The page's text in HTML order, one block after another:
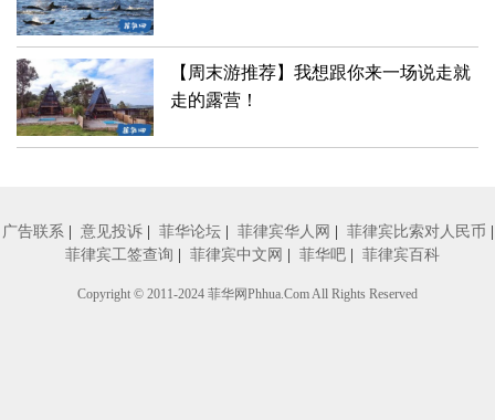
【周末游推荐】我想跟你来一场说走就
走的露营！
广告联系 意见投诉 菲华论坛 菲律宾华人网 菲律宾比索对人民币
菲律宾工签查询
菲律宾中文网 菲华吧 菲律宾百科
Copyright © 2011-2024 菲华网Phhua.Com All Rights Reserved